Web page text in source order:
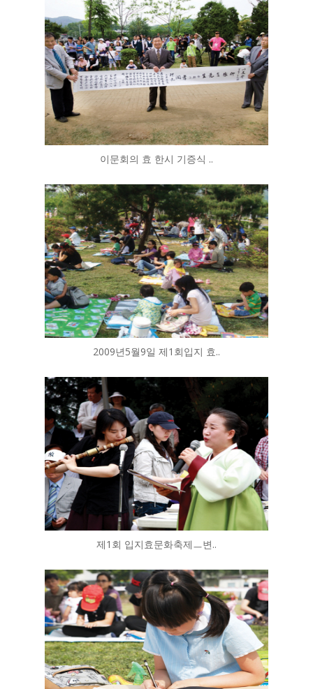
이문회의 효 한시 기증식 ..
2009년5월9일 제1회입지 효..
제1회 입지효문화축제ㅡ변..